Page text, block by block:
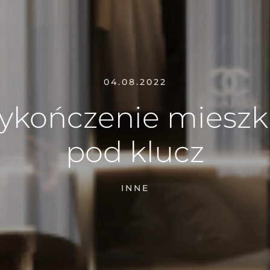
04.08.2022
pod klucz
INNE